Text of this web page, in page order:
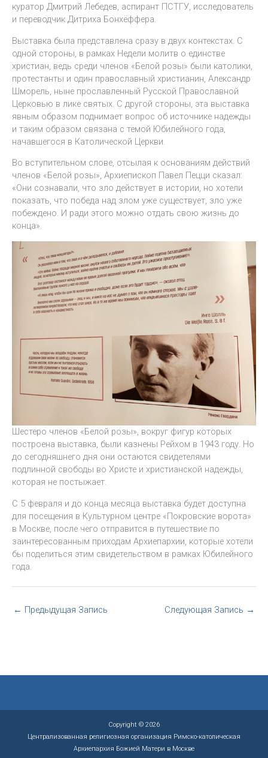
куратор Дмитрий Лебедев, аспирант ПСТГУ, исследователь
и переводчик Дитриха Бонхёффера.
Выставка была представлена сразу в двух контекстах. С
одной стороны, в рамках Недели молитв о единстве
христиан, ведь среди членов «Белой розы» были католики,
протестанты и один православный христианин, Александр
Шморель, ныне прославленный Русской Православной
Церковью в лике святых. С другой стороны, эта выставка
явным образом поднимает вопрос об источнике надежды
и таким образом связана с темой Юбилейного года,
начавшегося в Католической Церкви.
Во вступительном слове, отсылая к основаниям действий
членов «Белой розы», Архиепископ Павел Пецци сказал:
«Они сознавали, что зло действует в истории, но хотели
показать, что победа над злом уже существует, зло уже
побеждено. И ради этого можно отдать свою жизнь до
конца».
Шестеро членов «Белой розы», вокруг фигур которых
построена выставка, были казнены Рейхом в 1943 году. Но
до сегодняшнего дня они остаются свидетелями
подлинной свободы во Христе и христианской надежды,
которая не постыжает.
С 5 февраля и до конца месяца выставка будет доступна
для посещения в Культурном центре «Покровские ворота»
в Москве, после чего отправится в путешествие по
заинтересованным приходам Архиепархии, которые хотели
бы поделиться этим свидетельством в рамках Юбилейного
года.
← Предыдущая Запись Следующая Запись →
Copyright © 2026
Централизованная религиозная организация Римско-католическая
Архиепархия Божией Матери в Москве